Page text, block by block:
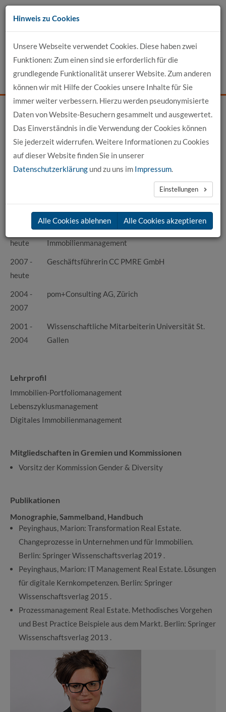
Zum
Inhalt
Events News Login Suche
Kontakt
Startseite Profil-Detailansicht
Profilansicht
Curriculum Vitae
2016 -
heute
Prof. Projektentwicklung und
Immobilienmanagement
2007 -
heute
Geschäftsführerin CC PMRE GmbH
2004 -
2007
pom+Consulting AG, Zürich
2001 -
2004
Wissenschaftliche Mitarbeiterin Universität St.
Gallen
Lehrprofil
Immobilien-Portfoliomanagement
Lebenszyklusmanagement
Digitales Immobilienmanagement
Mitgliedschaften in Gremien und Kommissionen
Vorsitz der Kommission Gender & Diversity
Publikationen
Monographie, Sammelband, Handbuch
Peyinghaus, Marion: Transformation Real Estate.
Changeprozesse in Unternehmen und für Immobilien.
Berlin: Springer Wissenschaftsverlag 2019 .
Peyinghaus, Marion: IT Management Real Estate. Lösungen
für digitale Kernkompetenzen. Berlin: Springer
Wissenschaftsverlag 2015 .
Prozessmanagement Real Estate. Methodisches Vorgehen
und Best Practice Beispiele aus dem Markt. Berlin: Springer
Wissenschaftsverlag 2013 .
Hinweis zu Cookies
Unsere Webseite verwendet Cookies. Diese haben zwei
Funktionen: Zum einen sind sie erforderlich für die
grundlegende Funktionalität unserer Website. Zum anderen
können wir mit Hilfe der Cookies unsere Inhalte für Sie
immer weiter verbessern. Hierzu werden pseudonymisierte
Daten von Website-Besuchern gesammelt und ausgewertet.
Das Einverständnis in die Verwendung der Cookies können
Sie jederzeit widerrufen. Weitere Informationen zu Cookies
auf dieser Website finden Sie in unserer
Datenschutzerklärung und zu uns im Impressum.
Einstellungen
Alle Cookies ablehnen Alle Cookies akzeptieren